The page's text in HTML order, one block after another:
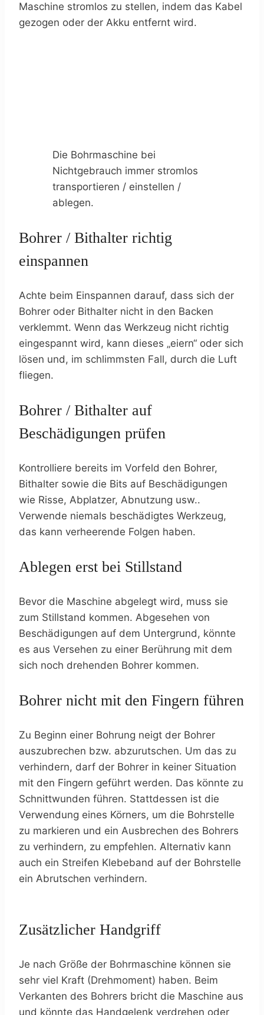
Maschine stromlos zu stellen, indem das Kabel
gezogen oder der Akku entfernt wird.
Die Bohrmaschine bei
Nichtgebrauch immer stromlos
transportieren / einstellen /
ablegen.
Bohrer / Bithalter richtig
einspannen
Achte beim Einspannen darauf, dass sich der
Bohrer oder Bithalter nicht in den Backen
verklemmt. Wenn das Werkzeug nicht richtig
eingespannt wird, kann dieses „eiern“ oder sich
lösen und, im schlimmsten Fall, durch die Luft
fliegen.
Bohrer / Bithalter auf
Beschädigungen prüfen
Kontrolliere bereits im Vorfeld den Bohrer,
Bithalter sowie die Bits auf Beschädigungen
wie Risse, Abplatzer, Abnutzung usw..
Verwende niemals beschädigtes Werkzeug,
das kann verheerende Folgen haben.
Ablegen erst bei Stillstand
Bevor die Maschine abgelegt wird, muss sie
zum Stillstand kommen. Abgesehen von
Beschädigungen auf dem Untergrund, könnte
es aus Versehen zu einer Berührung mit dem
sich noch drehenden Bohrer kommen.
Bohrer nicht mit den Fingern führen
Zu Beginn einer Bohrung neigt der Bohrer
auszubrechen bzw. abzurutschen. Um das zu
verhindern, darf der Bohrer in keiner Situation
mit den Fingern geführt werden. Das könnte zu
Schnittwunden führen. Stattdessen ist die
Verwendung eines Körners, um die Bohrstelle
zu markieren und ein Ausbrechen des Bohrers
zu verhindern, zu empfehlen. Alternativ kann
auch ein Streifen Klebeband auf der Bohrstelle
ein Abrutschen verhindern.
Zusätzlicher Handgriff
Je nach Größe der Bohrmaschine können sie
sehr viel Kraft (Drehmoment) haben. Beim
Verkanten des Bohrers bricht die Maschine aus
und könnte das Handgelenk verdrehen oder